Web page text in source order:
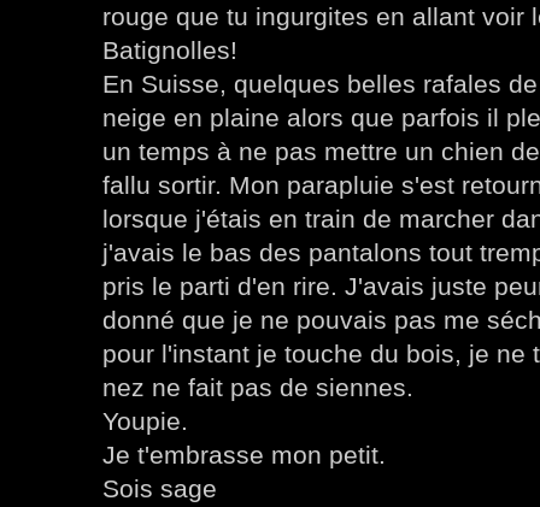
rouge que tu ingurgites en allant voir
Batignolles!
En Suisse, quelques belles rafales
neige en plaine alors que parfois il
un temps à ne pas mettre un chien
fallu sortir. Mon parapluie s'est
lorsque j'étais en train de marcher
j'avais le bas des pantalons tout
pris le parti d'en rire. J'avais juste
donné que je ne pouvais pas me
pour l'instant je touche du bois, je ne
nez ne fait pas de siennes.
Youpie.
Je t'embrasse mon petit.
Sois sage